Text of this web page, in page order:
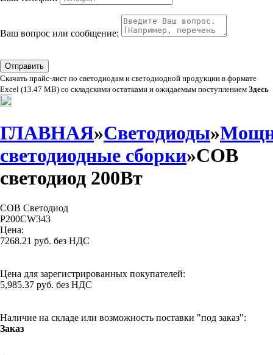
Ваш вопрос или сообщение:
Отправить
Скачать прайс-лист по светодиодам и светодиодной продукции в формате
Excel (13.47 MB) со складскими остатками и ожидаемым поступлением Здесь
ГЛАВНАЯ»Светодиоды»
светодиодные сборки»СOB
светодиод 200Вт
COB Светодиод
P200CW343
Цена:
7268.21 руб. без НДС
Цена для зарегистрированных покупателей:
5,985.37 руб. без НДС
Наличие на складе или возможность поставки "под заказ":
Заказ